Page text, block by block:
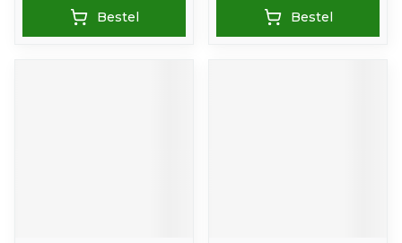
Bestel Bestel